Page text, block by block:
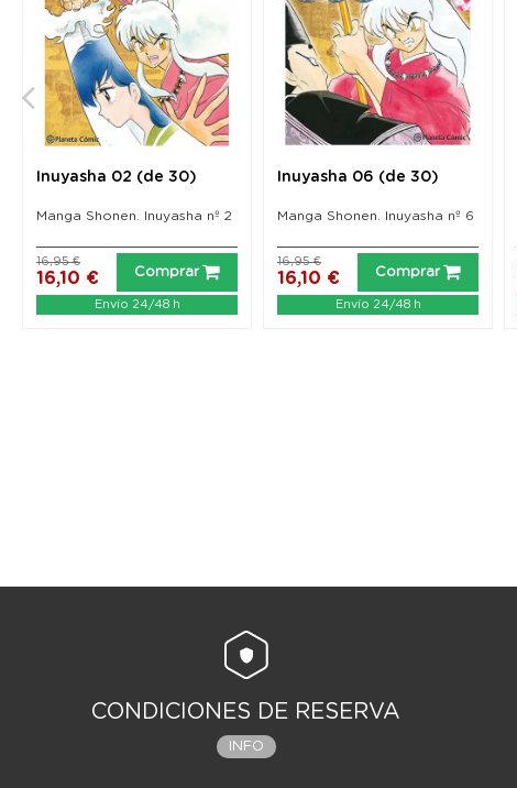
Inuyasha 02 (de 30)
Manga Shonen. Inuyasha nº 2
16,10 €
16,95 €
Comprar
Envío 24/48 h
Inuyasha 06 (de 30)
Manga Shonen. Inuyasha nº 6
16,10 €
16,95 €
Comprar
Envío 24/48 h
CONDICIONES DE RESERVA
INFO